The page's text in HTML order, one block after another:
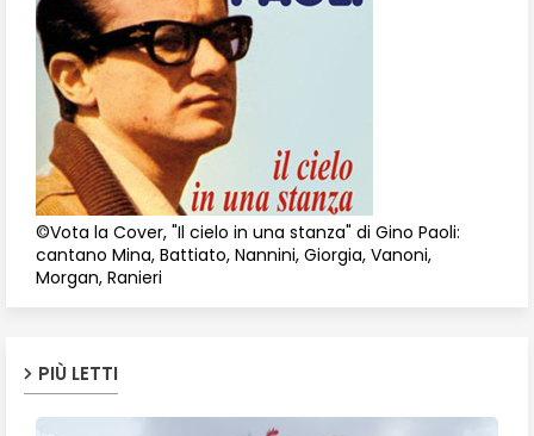
©Vota la Cover, "Il cielo in una stanza" di Gino Paoli:
cantano Mina, Battiato, Nannini, Giorgia, Vanoni,
Morgan, Ranieri
PIÙ LETTI